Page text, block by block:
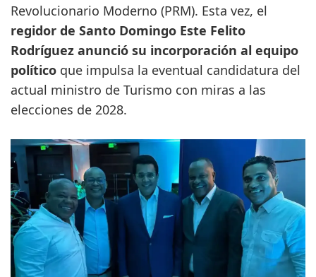
Revolucionario Moderno (PRM). Esta vez, el
regidor de Santo Domingo Este Felito
Rodríguez anunció su incorporación al equipo
político que impulsa la eventual candidatura del
actual ministro de Turismo con miras a las
elecciones de 2028.